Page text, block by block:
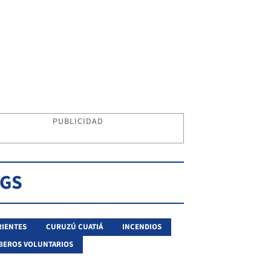
PUBLICIDAD
CURUZÚ CUATIÁ
INCENDIOS
VOLUNTARIOS